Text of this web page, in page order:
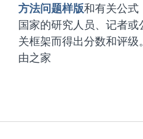
方法问题样版和有关公式
国家的研究人员、记者
关框架而得出分数和评级
由之家